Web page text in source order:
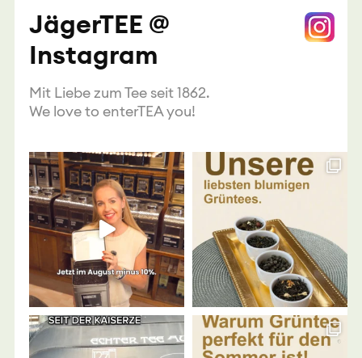
JägerTEE @
Instagram
Mit Liebe zum Tee seit 1862.
We love to enterTEA you!